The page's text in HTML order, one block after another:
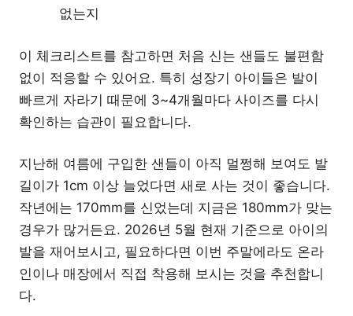
없는지
이 체크리스트를 참고하면 처음 신는 샌들도 불편함
없이 적응할 수 있어요. 특히 성장기 아이들은 발이
빠르게 자라기 때문에 3~4개월마다 사이즈를 다시
확인하는 습관이 필요합니다.
지난해 여름에 구입한 샌들이 아직 멀쩡해 보여도 발
길이가 1cm 이상 늘었다면 새로 사는 것이 좋습니다.
작년에는 170mm를 신었는데 지금은 180mm가 맞는
경우가 많거든요. 2026년 5월 현재 기준으로 아이의
발을 재어보시고, 필요하다면 이번 주말에라도 온라
인이나 매장에서 직접 착용해 보시는 것을 추천합니
다.